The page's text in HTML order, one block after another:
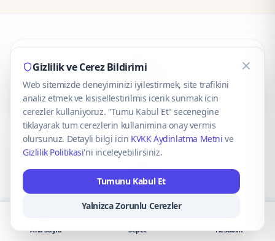
CaseOnn
© 2025 CaseOnn. Tüm hakları saklıdır.
VISA Mastercard
Gizlilik ve Cerez Bildirimi
Web sitemizde deneyiminizi iyilestirmek, site trafikini
analiz etmek ve kisisellestirilmis icerik sunmak icin
cerezler kullaniyoruz. "Tumu Kabul Et" secenegine
tiklayarak tum cerezlerin kullanimina onay vermis
olursunuz. Detayli bilgi icin KVKK Aydinlatma Metni ve
Gizlilik Politikasi'ni inceleyebilirsiniz.
Tumunu Kabul Et
Yalnizca Zorunlu Cerezler
Ana Sayfa Sepet Hesabım